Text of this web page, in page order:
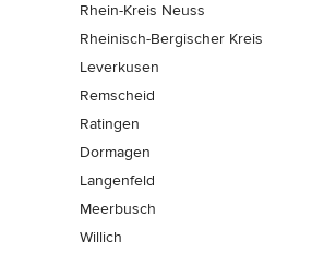
Rhein-Kreis Neuss
Rheinisch-Bergischer Kreis
Leverkusen
Remscheid
Ratingen
Dormagen
Langenfeld
Meerbusch
Willich